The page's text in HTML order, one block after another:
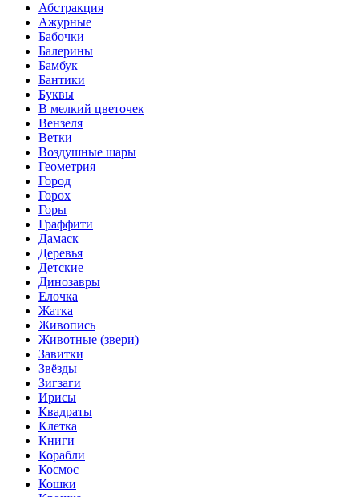
Абстракция
Ажурные
Бабочки
Балерины
Бамбук
Бантики
Буквы
В мелкий цветочек
Вензеля
Ветки
Воздушные шары
Геометрия
Город
Горох
Горы
Граффити
Дамаск
Деревья
Детские
Динозавры
Елочка
Жатка
Живопись
Животные (звери)
Завитки
Звёзды
Зигзаги
Ирисы
Квадраты
Клетка
Книги
Корабли
Космос
Кошки